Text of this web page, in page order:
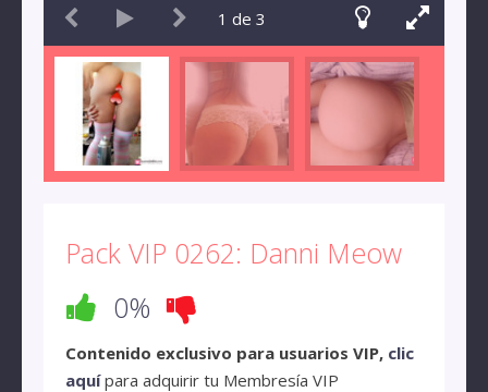
1 de 3
Pack VIP 0262: Danni Meow
0%
Contenido exclusivo para usuarios VIP, clic
aquípara adquirir tu Membresía VIP